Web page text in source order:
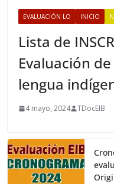
EVALUACIÓN LO INICIO
Lista de
Evaluación
lengua
4 mayo, 2024 TDocEIB